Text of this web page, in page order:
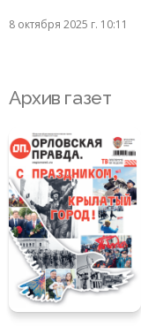
8 октября 2025 г. 10:11
Архив газет